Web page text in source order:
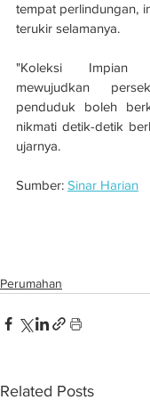
tempat perlindungan,
terukir selamanya.
"Koleksi Impian
mewujudkan
penduduk boleh
nikmati detik-detik
ujarnya.
Sumber: Sinar Harian
Perumahan
Related Posts